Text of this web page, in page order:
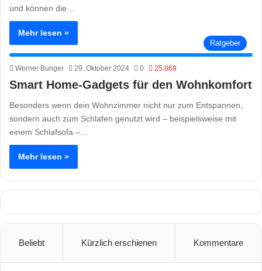
und können die…
Mehr lesen »
Ratgeber
Werner Bunger 29. Oktober 2024 0 25.869
Smart Home-Gadgets für den Wohnkomfort
Besonders wenn dein Wohnzimmer nicht nur zum Entspannen,
sondern auch zum Schlafen genutzt wird – beispielsweise mit
einem Schlafsofa –…
Mehr lesen »
Beliebt Kürzlich erschienen Kommentare